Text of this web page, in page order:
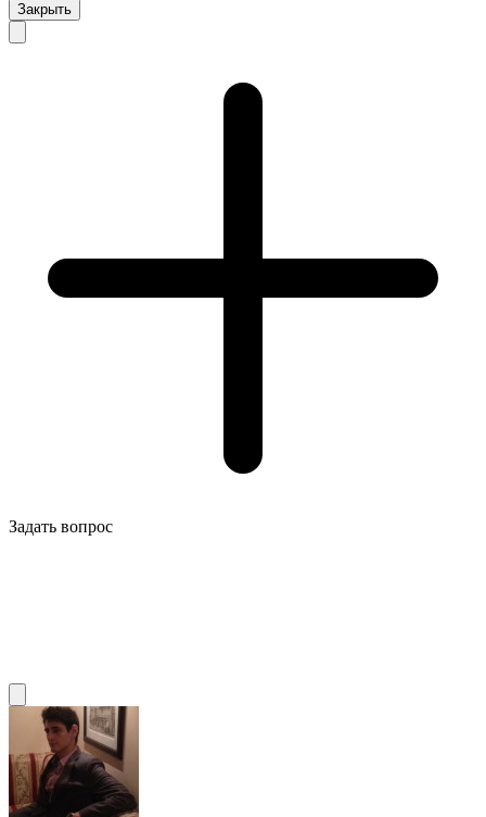
Закрыть
Задать вопрос